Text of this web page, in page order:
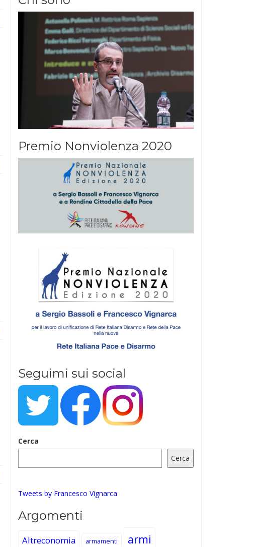
Premio Nonviolenza 2020
Seguimi sui social
Cerca
Cerca
Tweets by Francesco Vignarca
Argomenti
Altreconomia armamenti armi